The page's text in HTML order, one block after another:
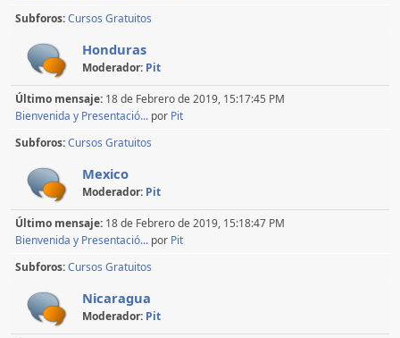
Subforos Cursos Gratuitos
Honduras
Moderador: Pit
Último mensaje: 18 de Febrero de 2019, 15:17:45 PM
Bienvenida y Presentació... por Pit
Subforos Cursos Gratuitos
Mexico
Moderador: Pit
Último mensaje: 18 de Febrero de 2019, 15:18:47 PM
Bienvenida y Presentació... por Pit
Subforos Cursos Gratuitos
Nicaragua
Moderador: Pit